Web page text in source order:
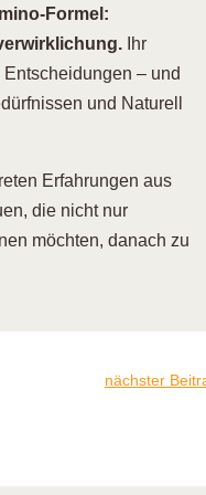
Formel:
Ihr
– und
und Naturell
Erfahrungen aus
die nicht nur
möchten, danach zu
nächster